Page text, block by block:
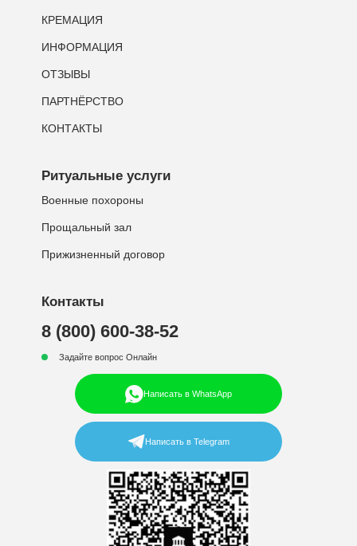
КРЕМАЦИЯ
ИНФОРМАЦИЯ
ОТЗЫВЫ
ПАРТНЁРСТВО
КОНТАКТЫ
Ритуальные услуги
Военные похороны
Прощальный зал
Прижизненный договор
Контакты
8 (800) 600-38-52
Задайте вопрос Онлайн
Написать в WhatsApp
Написать в Telegram